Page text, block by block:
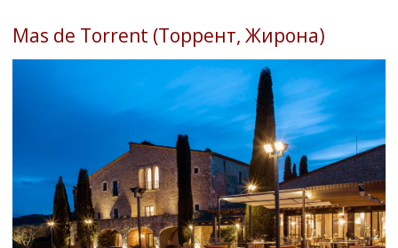
Mas de Torrent (Торрент, Жирона)